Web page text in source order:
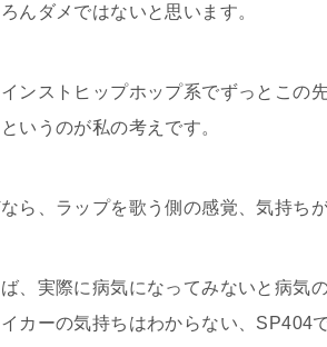
んダメではないと思います。
ンストヒップホップ系でずっとこの
いうのが私の考えです。
ら、ラップを歌う側の感覚、気持ち
、実際に病気になってみないと病気
カーの気持ちはわからない、SP404